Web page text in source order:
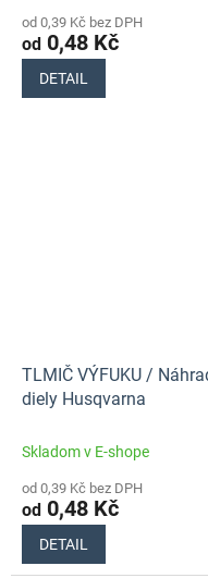
od 0,39 Kč bez DPH
od 0,48 Kč
DETAIL
TLMIČ VÝFUKU /
diely Husqvarna
Skladom v E-shope
od 0,39 Kč bez DPH
od 0,48 Kč
DETAIL